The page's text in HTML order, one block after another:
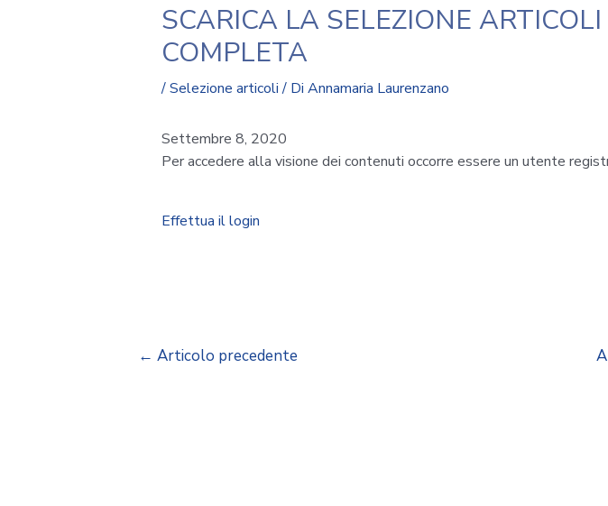
SCARICA LA SELEZIONE ARTICOLI
COMPLETA
/Selezione articoli/ Di Annamaria Laurenzano
Settembre 8, 2020
Per accedere alla visione dei contenuti occorre essere un utente
Effettua il login
← Articolo precedente